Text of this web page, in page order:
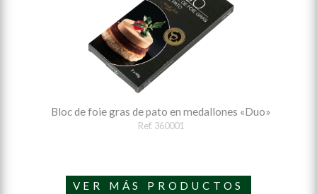
Bloc de foie gras de pato en medallones «Duo»
Ref. 360001
VER MÁS PRODUCTOS